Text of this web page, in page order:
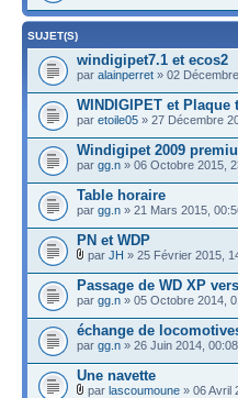
SUJET(S)
windigipet7.1 et ecos2
par alainperret » 02
WINDIGIPET et Plaque
par etoile05 » 27 Décembre
Windigipet 2009
par gg.n » 06 Octobre 2015,
Table horaire
par gg.n » 21 Mars 2015,
PN et WDP
par JH » 25 Février 2015,
Passage de WD XP
par gg.n » 05 Octobre 2014,
échange de
par gg.n » 26 Juin 2014, 00:08
Une navette
par lascoumoune » 06 Avril